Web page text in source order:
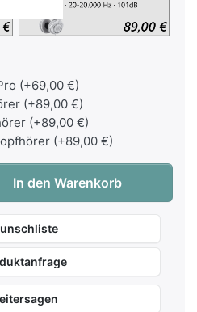
(+69,00 €)
(+89,00 €)
(+89,00 €)
(+89,00 €)
CSP-295 PE Smart-Piano
In den Warenkorb